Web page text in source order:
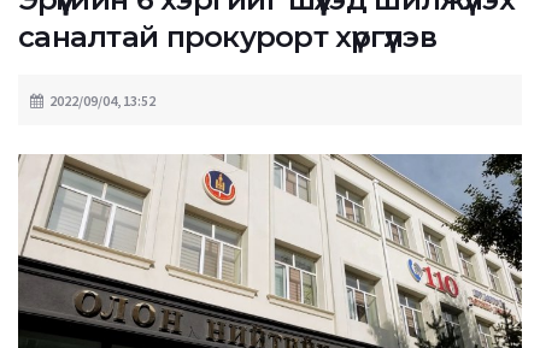
саналтай прокурорт хүргүүлэв
2022/09/04, 13:52